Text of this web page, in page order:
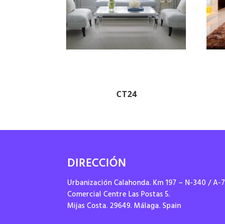
CT24
DIRECCIÓN
Urbanización Calahonda. Km 197 – N-340 / A-7
Comercial Centre Las Postas 5.
Mijas Costa. 29649. Málaga. Spain